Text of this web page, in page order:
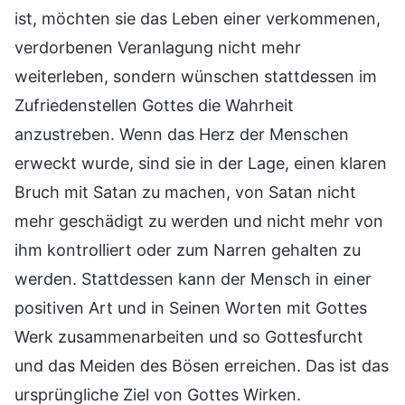
ist, möchten sie das Leben einer verkommenen,
verdorbenen Veranlagung nicht mehr
weiterleben, sondern wünschen stattdessen im
Zufriedenstellen Gottes die Wahrheit
anzustreben. Wenn das Herz der Menschen
erweckt wurde, sind sie in der Lage, einen klaren
Bruch mit Satan zu machen, von Satan nicht
mehr geschädigt zu werden und nicht mehr von
ihm kontrolliert oder zum Narren gehalten zu
werden. Stattdessen kann der Mensch in einer
positiven Art und in Seinen Worten mit Gottes
Werk zusammenarbeiten und so Gottesfurcht
und das Meiden des Bösen erreichen. Das ist das
ursprüngliche Ziel von Gottes Wirken.